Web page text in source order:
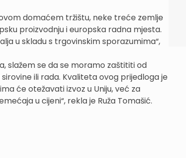
domaćem tržištu, neke treće zemlje
proizvodnju i europska radna mjesta.
u skladu s trgovinskim sporazumima“,
slažem se da se moramo zaštititi od
ili rada. Kvaliteta ovog prijedloga je
će otežavati izvoz u Uniju, već za
u cijeni“, rekla je Ruža Tomašić.